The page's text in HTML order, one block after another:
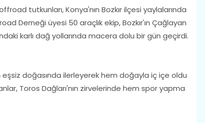
tutkunları, Konya'nın Bozkır ilçesi yaylalarında
Derneği üyesi 50 araçlık ekip, Bozkır'ın Çağlayan
karlı dağ yollarında macera dolu bir gün geçirdi.
eşsiz doğasında ilerleyerek hem doğayla iç içe oldu
Toros Dağları'nın zirvelerinde hem spor yapma